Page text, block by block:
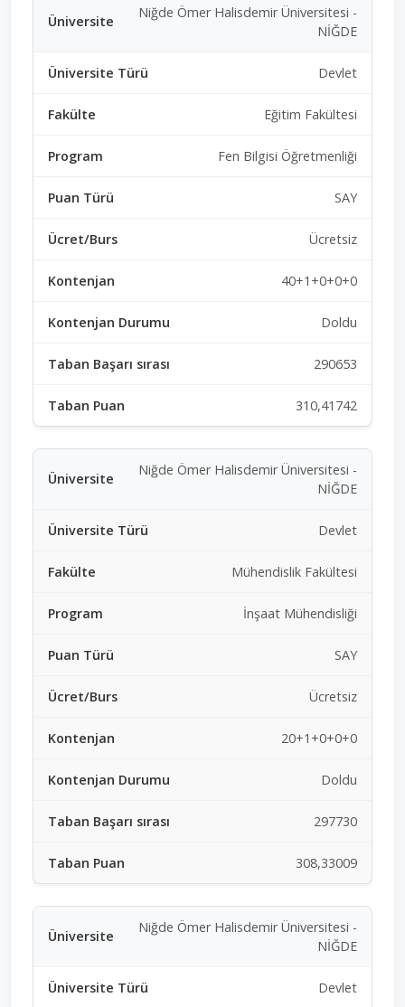
Niğde Ömer Halisdemir Üniversitesi -
NİĞDE
Devlet
Eğitim Fakültesi
Fen Bilgisi Öğretmenliği
SAY
Ücretsiz
40+1+0+0+0
Doldu
290653
310,41742
Niğde Ömer Halisdemir Üniversitesi -
NİĞDE
Devlet
Mühendislik Fakültesi
İnşaat Mühendisliği
SAY
Ücretsiz
20+1+0+0+0
Doldu
297730
308,33009
Niğde Ömer Halisdemir Üniversitesi -
NİĞDE
Devlet